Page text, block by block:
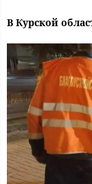
В Курской